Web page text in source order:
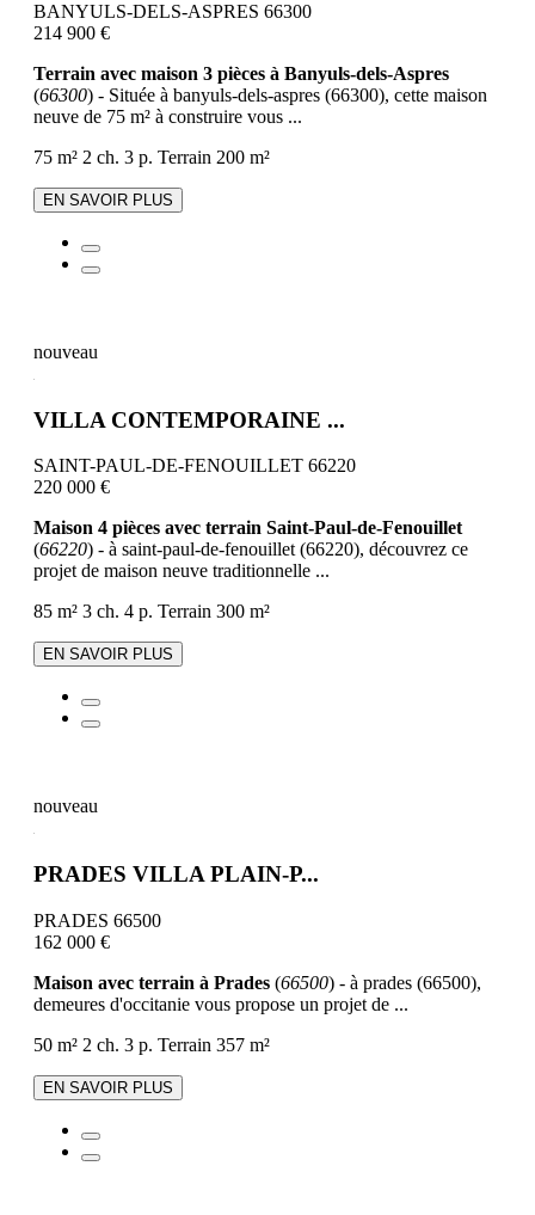
BANYULS-DELS-ASPRES 66300
214 900 €
Terrain avec maison 3 pièces à Banyuls-dels-Aspres
(66300) - Située à banyuls-dels-aspres (66300), cette maison
neuve de 75 m² à construire vous ...
75 m² 2 ch. 3 p. Terrain 200 m²
EN SAVOIR PLUS
nouveau
VILLA CONTEMPORAINE ...
SAINT-PAUL-DE-FENOUILLET 66220
220 000 €
Maison 4 pièces avec terrain Saint-Paul-de-Fenouillet
(66220) - à saint-paul-de-fenouillet (66220), découvrez ce
projet de maison neuve traditionnelle ...
85 m² 3 ch. 4 p. Terrain 300 m²
EN SAVOIR PLUS
nouveau
PRADES VILLA PLAIN-P...
PRADES 66500
162 000 €
Maison avec terrain à Prades (66500) - à prades (66500),
demeures d'occitanie vous propose un projet de ...
50 m² 2 ch. 3 p. Terrain 357 m²
EN SAVOIR PLUS